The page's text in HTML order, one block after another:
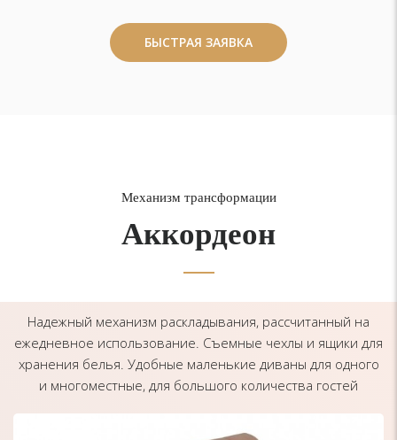
БЫСТРАЯ ЗАЯВКА
БЫСТРАЯ ЗАЯВКА
Механизм трансформации
Аккордеон
Надежный механизм раскладывания, рассчитанный на
ежедневное использование. Съемные чехлы и ящики для
хранения белья. Удобные маленькие диваны для одного
и многоместные, для большого количества гостей